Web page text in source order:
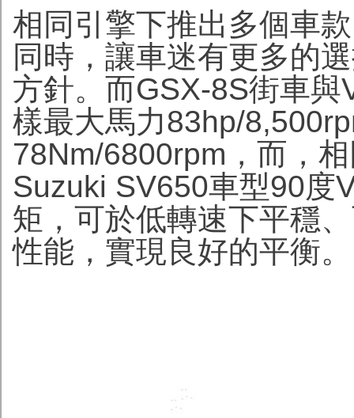
相同引擎下推出多個車
同時，讓車迷有更多的
方針。而GSX-8S街車
樣最大馬力83hp/
78Nm/6800rpm，而，
Suzuki SV650車型90度
矩，可於低轉速下平穩
性能，實現良好的平衡。